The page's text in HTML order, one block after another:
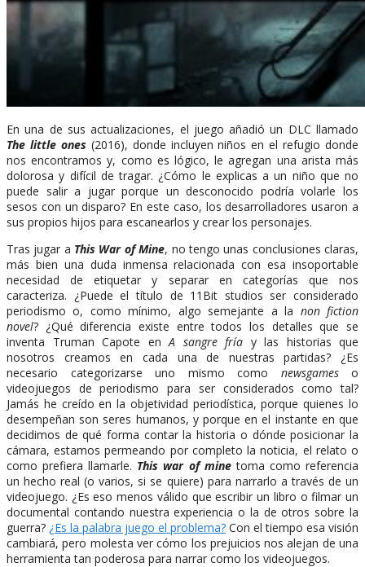
En una de sus actualizaciones, el juego añadió un DLC llamado
The little ones (2016), donde incluyen niños en el refugio donde
nos encontramos y, como es lógico, le agregan una arista más
dolorosa y difícil de tragar. ¿Cómo le explicas a un niño que no
puede salir a jugar porque un desconocido podría volarle los
sesos con un disparo? En este caso, los desarrolladores usaron a
sus propios hijos para escanearlos y crear los personajes.
Tras jugar a This War of Mine, no tengo unas conclusiones claras,
más bien una duda inmensa relacionada con esa insoportable
necesidad de etiquetar y separar en categorías que nos
caracteriza. ¿Puede el título de 11Bit studios ser considerado
periodismo o, como mínimo, algo semejante a la non fiction
novel? ¿Qué diferencia existe entre todos los detalles que se
inventa Truman Capote en A sangre fría y las historias que
nosotros creamos en cada una de nuestras partidas? ¿Es
necesario categorizarse uno mismo como newsgameso
videojuegos de periodismo para ser considerados como tal?
Jamás he creído en la objetividad periodística, porque quienes lo
desempeñan son seres humanos, y porque en el instante en que
decidimos de qué forma contar la historia o dónde posicionar la
cámara, estamos permeando por completo la noticia, el relato o
como prefiera llamarle. This war of minetoma como referencia
un hecho real (o varios, si se quiere) para narrarlo a través de un
videojuego. ¿Es eso menos válido que escribir un libro o filmar un
documental contando nuestra experiencia o la de otros sobre la
guerra? ¿Es la palabra juego el problema? Con el tiempo esa visión
cambiará, pero molesta ver cómo los prejuicios nos alejan de una
herramienta tan poderosa para narrar como los videojuegos.